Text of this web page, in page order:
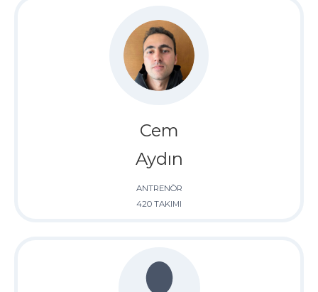
Cem
Aydın
ANTRENÖR
420 TAKIMI